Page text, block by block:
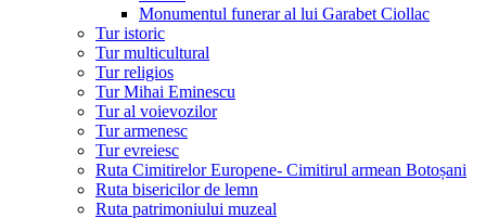
Monumentul funerar al lui Garabet Ciollac
Tur istoric
Tur multicultural
Tur religios
Tur Mihai Eminescu
Tur al voievozilor
Tur armenesc
Tur evreiesc
Ruta Cimitirelor Europene- Cimitirul armean Botoșani
Ruta bisericilor de lemn
Ruta patrimoniului muzeal